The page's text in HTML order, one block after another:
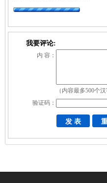
我要评论:
内 容：
（内容最多500个
验证码：